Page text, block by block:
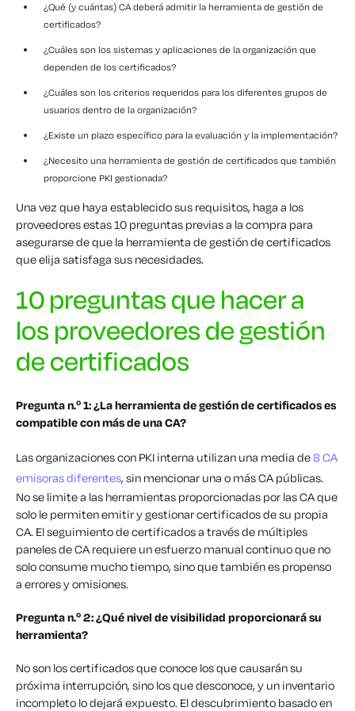
¿Qué (y cuántas) CA deberá admitir la herramienta de gestión de
certificados?
¿Cuáles son los sistemas y aplicaciones de la organización que
dependen de los certificados?
¿Cuáles son los criterios requeridos para los diferentes grupos de
usuarios dentro de la organización?
¿Existe un plazo específico para la evaluación y la implementación?
¿Necesito una herramienta de gestión de certificados que también
proporcione PKI gestionada?
Una vez que haya establecido sus requisitos, haga a los
proveedores estas 10 preguntas previas a la compra para
asegurarse de que la herramienta de gestión de certificados
que elija satisfaga sus necesidades.
10 preguntas que hacer a
los proveedores de gestión
de certificados
Pregunta n.º 1: ¿La herramienta de gestión de certificados es
compatible con más de una CA?
Las organizaciones con PKI interna utilizan una media de8 CA
emisoras diferentes, sin mencionar una o más CA públicas.
No se limite a las herramientas proporcionadas por las CA que
solo le permiten emitir y gestionar certificados de su propia
CA. El seguimiento de certificados a través de múltiples
paneles de CA requiere un esfuerzo manual continuo que no
solo consume mucho tiempo, sino que también es propenso
a errores y omisiones.
Pregunta n.º 2: ¿Qué nivel de visibilidad proporcionará su
herramienta?
No son los certificados que conoce los que causarán su
próxima interrupción, sino los que desconoce, y un inventario
incompleto lo dejará expuesto. El descubrimiento basado en